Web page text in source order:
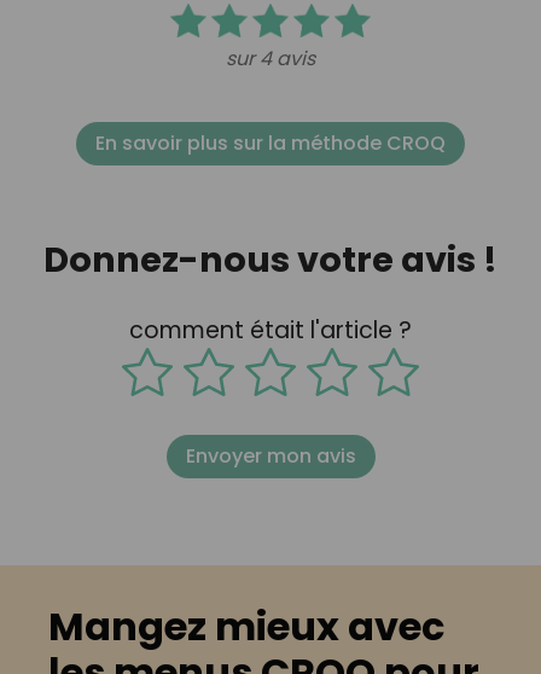
sur 4 avis
En savoir plus sur la méthode CROQ
Donnez-nous votre avis !
comment était l'article ?
Envoyer mon avis
Mangez mieux avec